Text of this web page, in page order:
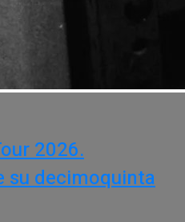
2026.
su decimoquinta